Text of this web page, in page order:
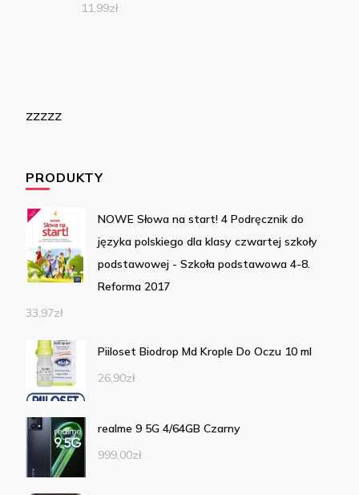
11,99zł
zzzzz
PRODUKTY
NOWE Słowa na start! 4 Podręcznik do
języka polskiego dla klasy czwartej szkoły
podstawowej - Szkoła podstawowa 4-8.
Reforma 2017
33,97zł
Piiloset Biodrop Md Krople Do Oczu 10 ml
26,90zł
realme 9 5G 4/64GB Czarny
999,00zł